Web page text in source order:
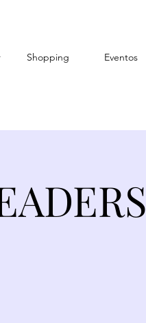
Shopping Eventos